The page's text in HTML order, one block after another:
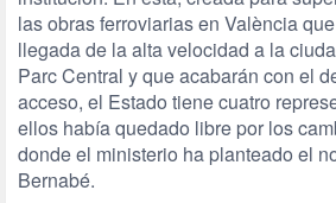
las obras ferroviarias en València
llegada de la alta velocidad a la
Parc Central y que acabarán con el
acceso, el Estado tiene cuatro
ellos había quedado libre por los
donde el ministerio ha planteado el
Bernabé.